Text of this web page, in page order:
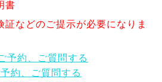
書
などのご提示が必要になりま
予約、ご質問する
約、ご質問する